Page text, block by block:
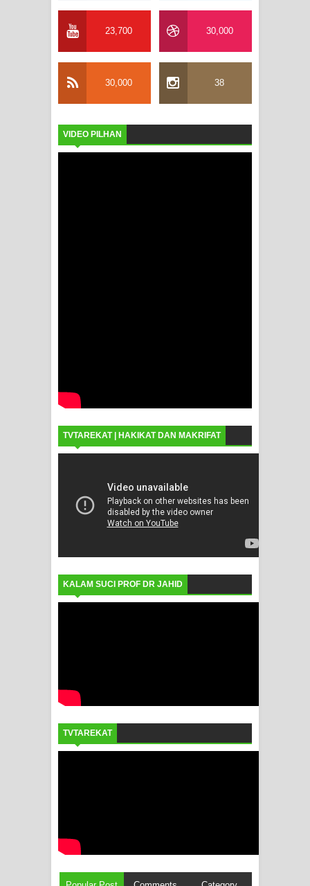
23,700 30,000
30,000 38
VIDEO PILHAN
TVTAREKAT | HAKIKAT DAN MAKRIFAT
KALAM SUCI PROF DR JAHID
TVTAREKAT